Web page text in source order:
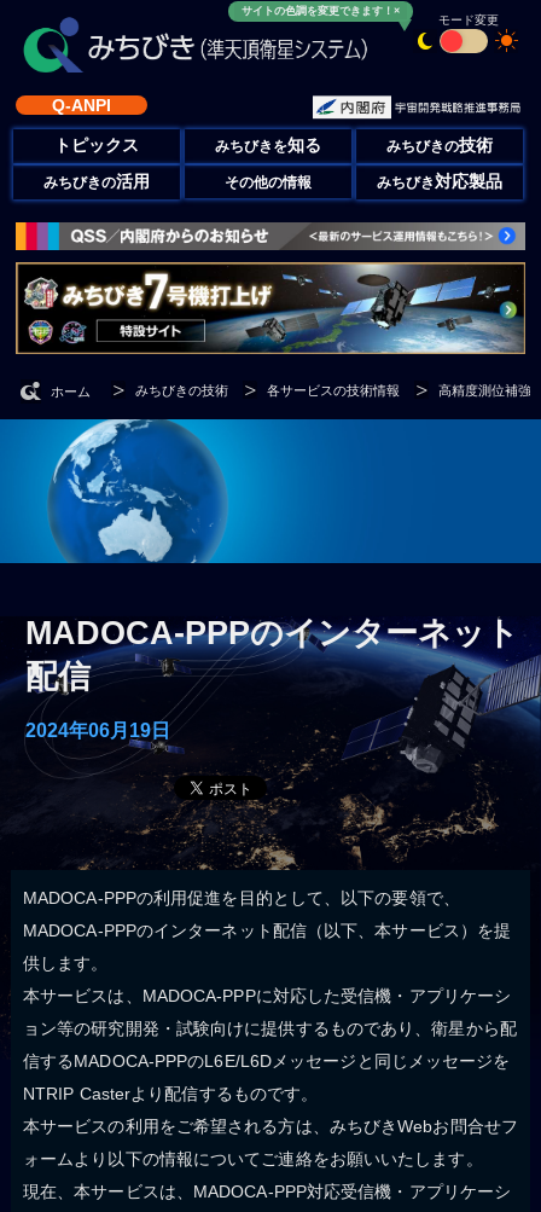
サイトの色調を変更できます！×
モード変更
Q-ANPI
トピックス みちびきを知る みちびきの技術
みちびきの活用 その他の情報 みちびき対応製品
ホーム みちびきの技術 各サービスの技術情報 高精度測位補強
MADOCA-PPPのインターネット
配信
2024年06月19日
MADOCA-PPPの利用促進を目的として、以下の要領で、
MADOCA-PPPのインターネット配信（以下、本サービス）を提
供します。
本サービスは、MADOCA-PPPに対応した受信機・アプリケーシ
ョン等の研究開発・試験向けに提供するものであり、衛星から配
信するMADOCA-PPPのL6E/L6Dメッセージと同じメッセージを
NTRIP Casterより配信するものです。
本サービスの利用をご希望される方は、みちびきWebお問合せフ
ォームより以下の情報についてご連絡をお願いいたします。
現在、本サービスは、MADOCA-PPP対応受信機・アプリケーシ